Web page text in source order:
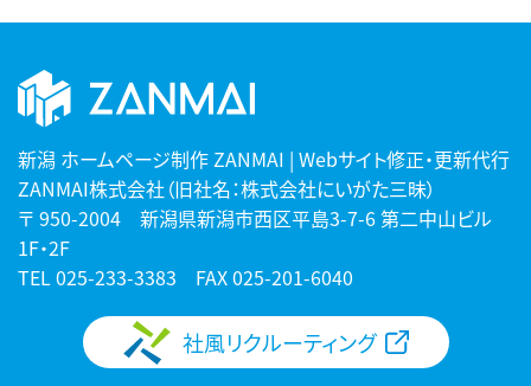
新潟 ホームページ制作 ZANMAI | Webサイト修正・更新代行
ZANMAI株式会社（旧社名：株式会社にいがた三昧）
〒 950-2004 新潟県新潟市西区平島3-7-6 第二中山ビル
1F・2F
TEL025-233-3383 FAX 025-201-6040
社風リクルーティング